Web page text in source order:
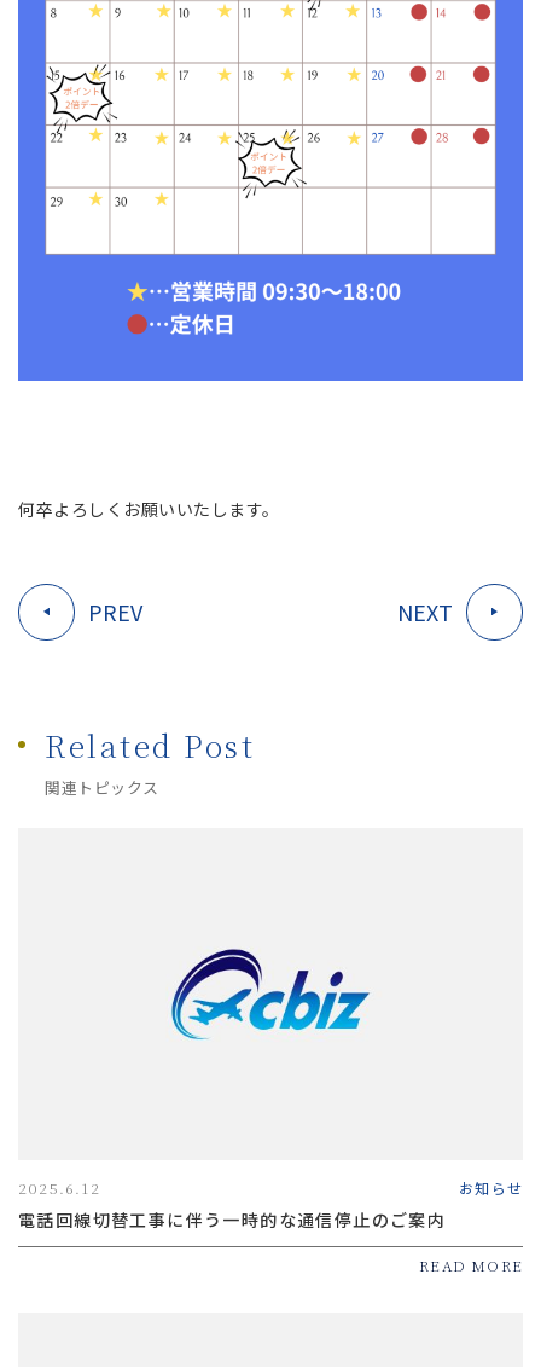
何卒よろしくお願いいたします。
PREV NEXT
Related Post
関連トピックス
2025.6.12 お知らせ
電話回線切替工事に伴う一時的な通信停止のご案内
READ MORE